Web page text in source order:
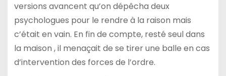
versions avancent qu’on dépêcha deux
psychologues pour le rendre à la raison mais
c’était en vain. En fin de compte, resté seul dans
la maison , il menaçait de se tirer une balle en cas
d’intervention des forces de l’ordre.